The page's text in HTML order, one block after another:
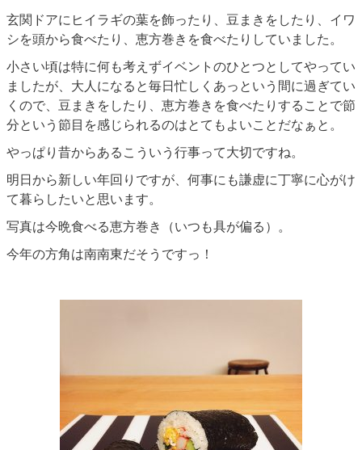
玄関ドアにヒイラギの葉を飾ったり、豆まきをしたり、イワ
シを頭から食べたり、恵方巻きを食べたりしていました。
小さい頃は特に何も考えずイベントのひとつとしてやってい
ましたが、大人になると毎日忙しくあっという間に過ぎてい
くので、豆まきをしたり、恵方巻きを食べたりすることで節
分という節目を感じられるのはとてもよいことだなぁと。
やっぱり昔からあるこういう行事って大切ですね。
明日から新しい年回りですが、何事にも謙虚に丁寧に心がけ
て暮らしたいと思います。
写真は今晩食べる恵方巻き（いつも具が偏る）。
今年の方角は南南東だそうですっ！